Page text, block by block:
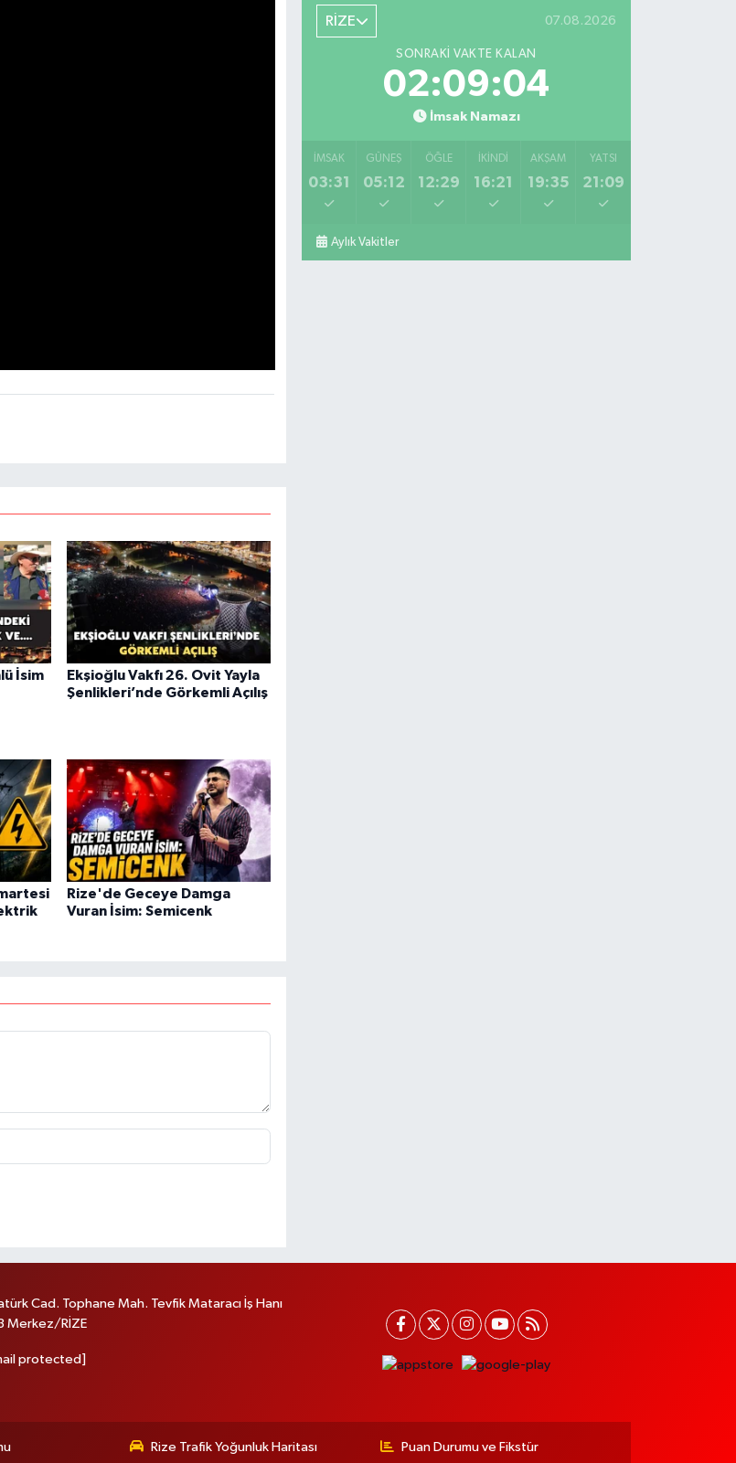
İsim
Ekşioğlu Vakfı 26. Ovit Yayla
Şenlikleri’nde Görkemli Açılış
Rize'de Geceye Damga
Vuran İsim: Semicenk
RİZE 07.08.2026
SONRAKI VAKTE KALAN
02:09:03
İmsak Namazı
İMSAK
03:31
GÜNEŞ
05:12
ÖĞLE
12:29
İKINDI
16:21
AKŞAM
19:35
YATSI
21:09
Aylık Vakitler
Cad. Tophane Mah. Tevfik Mataracı İş Hanı
Merkez/RİZE
protected]
Rize Trafik Yoğunluk Haritası Puan Durumu ve Fikstür